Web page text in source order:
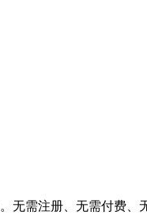
无需注册、无需付费、